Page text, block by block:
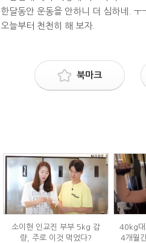
한달동안 운동을 안하니 더 심하네. ㅜ
오늘부터 천천히 해 보자.
북마크
소이현 인교진 부부 5kg 감
량, 주로 이것 먹었다?
40kg대
4개월